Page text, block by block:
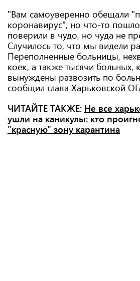
"Вам самоуверенно обещали
коронавирус", но что-то
поверили в чудо, но чуда не
Случилось то, что мы видели
Переполненные больницы,
коек, а также тысячи больных,
вынуждены развозить по
сообщил глава Харьковской
ЧИТАЙТЕ ТАКЖЕ: Не все
ушли на каникулы: кто
"красную" зону карантина